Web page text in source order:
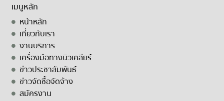
เมนูหลัก
หน้าหลัก
เกี่ยวกับเรา
งานบริการ
เครื่องมือทางนิวเคลียร์
ข่าวประชาสัมพันธ์
ข่าวจัดซื้อจัดจ้าง
สมัครงาน